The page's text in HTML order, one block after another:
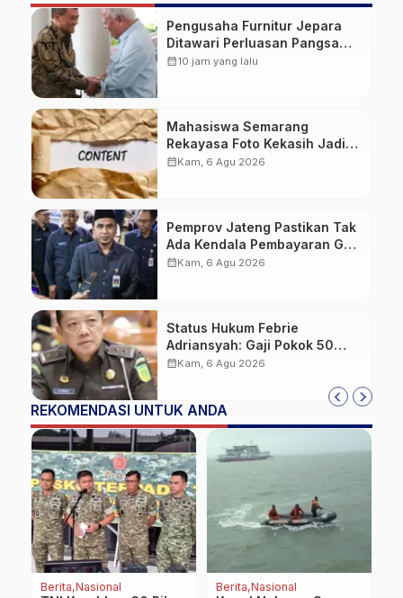
Pengusaha Furnitur Jepara
Ditawari Perluasan Pangsa
Pasar Hingga ke IKN
calendar_month10 jam yang lalu
Mahasiswa Semarang
Rekayasa Foto Kekasih Jadi
Konten Cabul karena Sakit
calendar_monthKam, 6 Agu 2026
Pemprov Jateng Pastikan Tak
Ada Kendala Pembayaran Gaji
ASN di Tengah Pemangkasan
calendar_monthKam, 6 Agu 2026
Status Hukum Febrie
Adriansyah: Gaji Pokok 50
Persen Tetap Mengalir,
calendar_monthKam, 6 Agu 2026
REKOMENDASI UNTUK ANDA
Berita Nasional Berita Nasional